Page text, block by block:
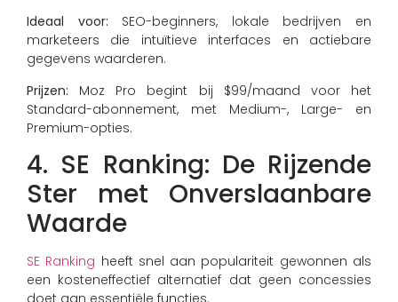
Ideaal voor: SEO-beginners, lokale bedrijven en
marketeers die intuïtieve interfaces en actiebare
gegevens waarderen.
Prijzen: Moz Pro begint bij $99/maand voor het
Standard-abonnement, met Medium-, Large- en
Premium-opties.
4. SE Ranking: De Rijzende
Ster met Onverslaanbare
Waarde
SE Ranking heeft snel aan populariteit gewonnen als
een kosteneffectief alternatief dat geen concessies
doet aan essentiële functies.